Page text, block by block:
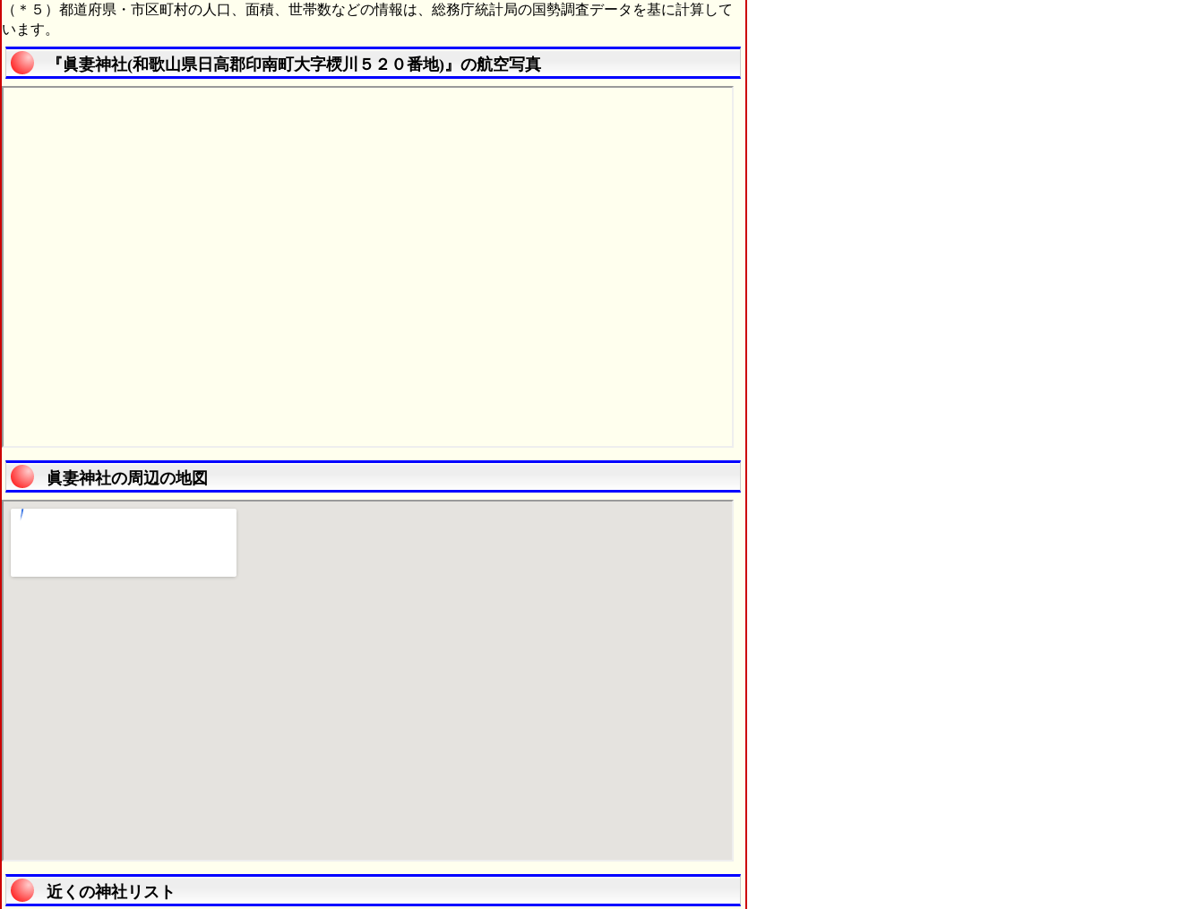
（＊５）都道府県・市区町村の人口、面積、世帯数などの情報は、総務庁統計局の国勢調査データを基に計算して
います。
『眞妻神社(和歌山県日高郡印南町大字樮川５２０番地)』の航空写真
眞妻神社の周辺の地図
近くの神社リスト